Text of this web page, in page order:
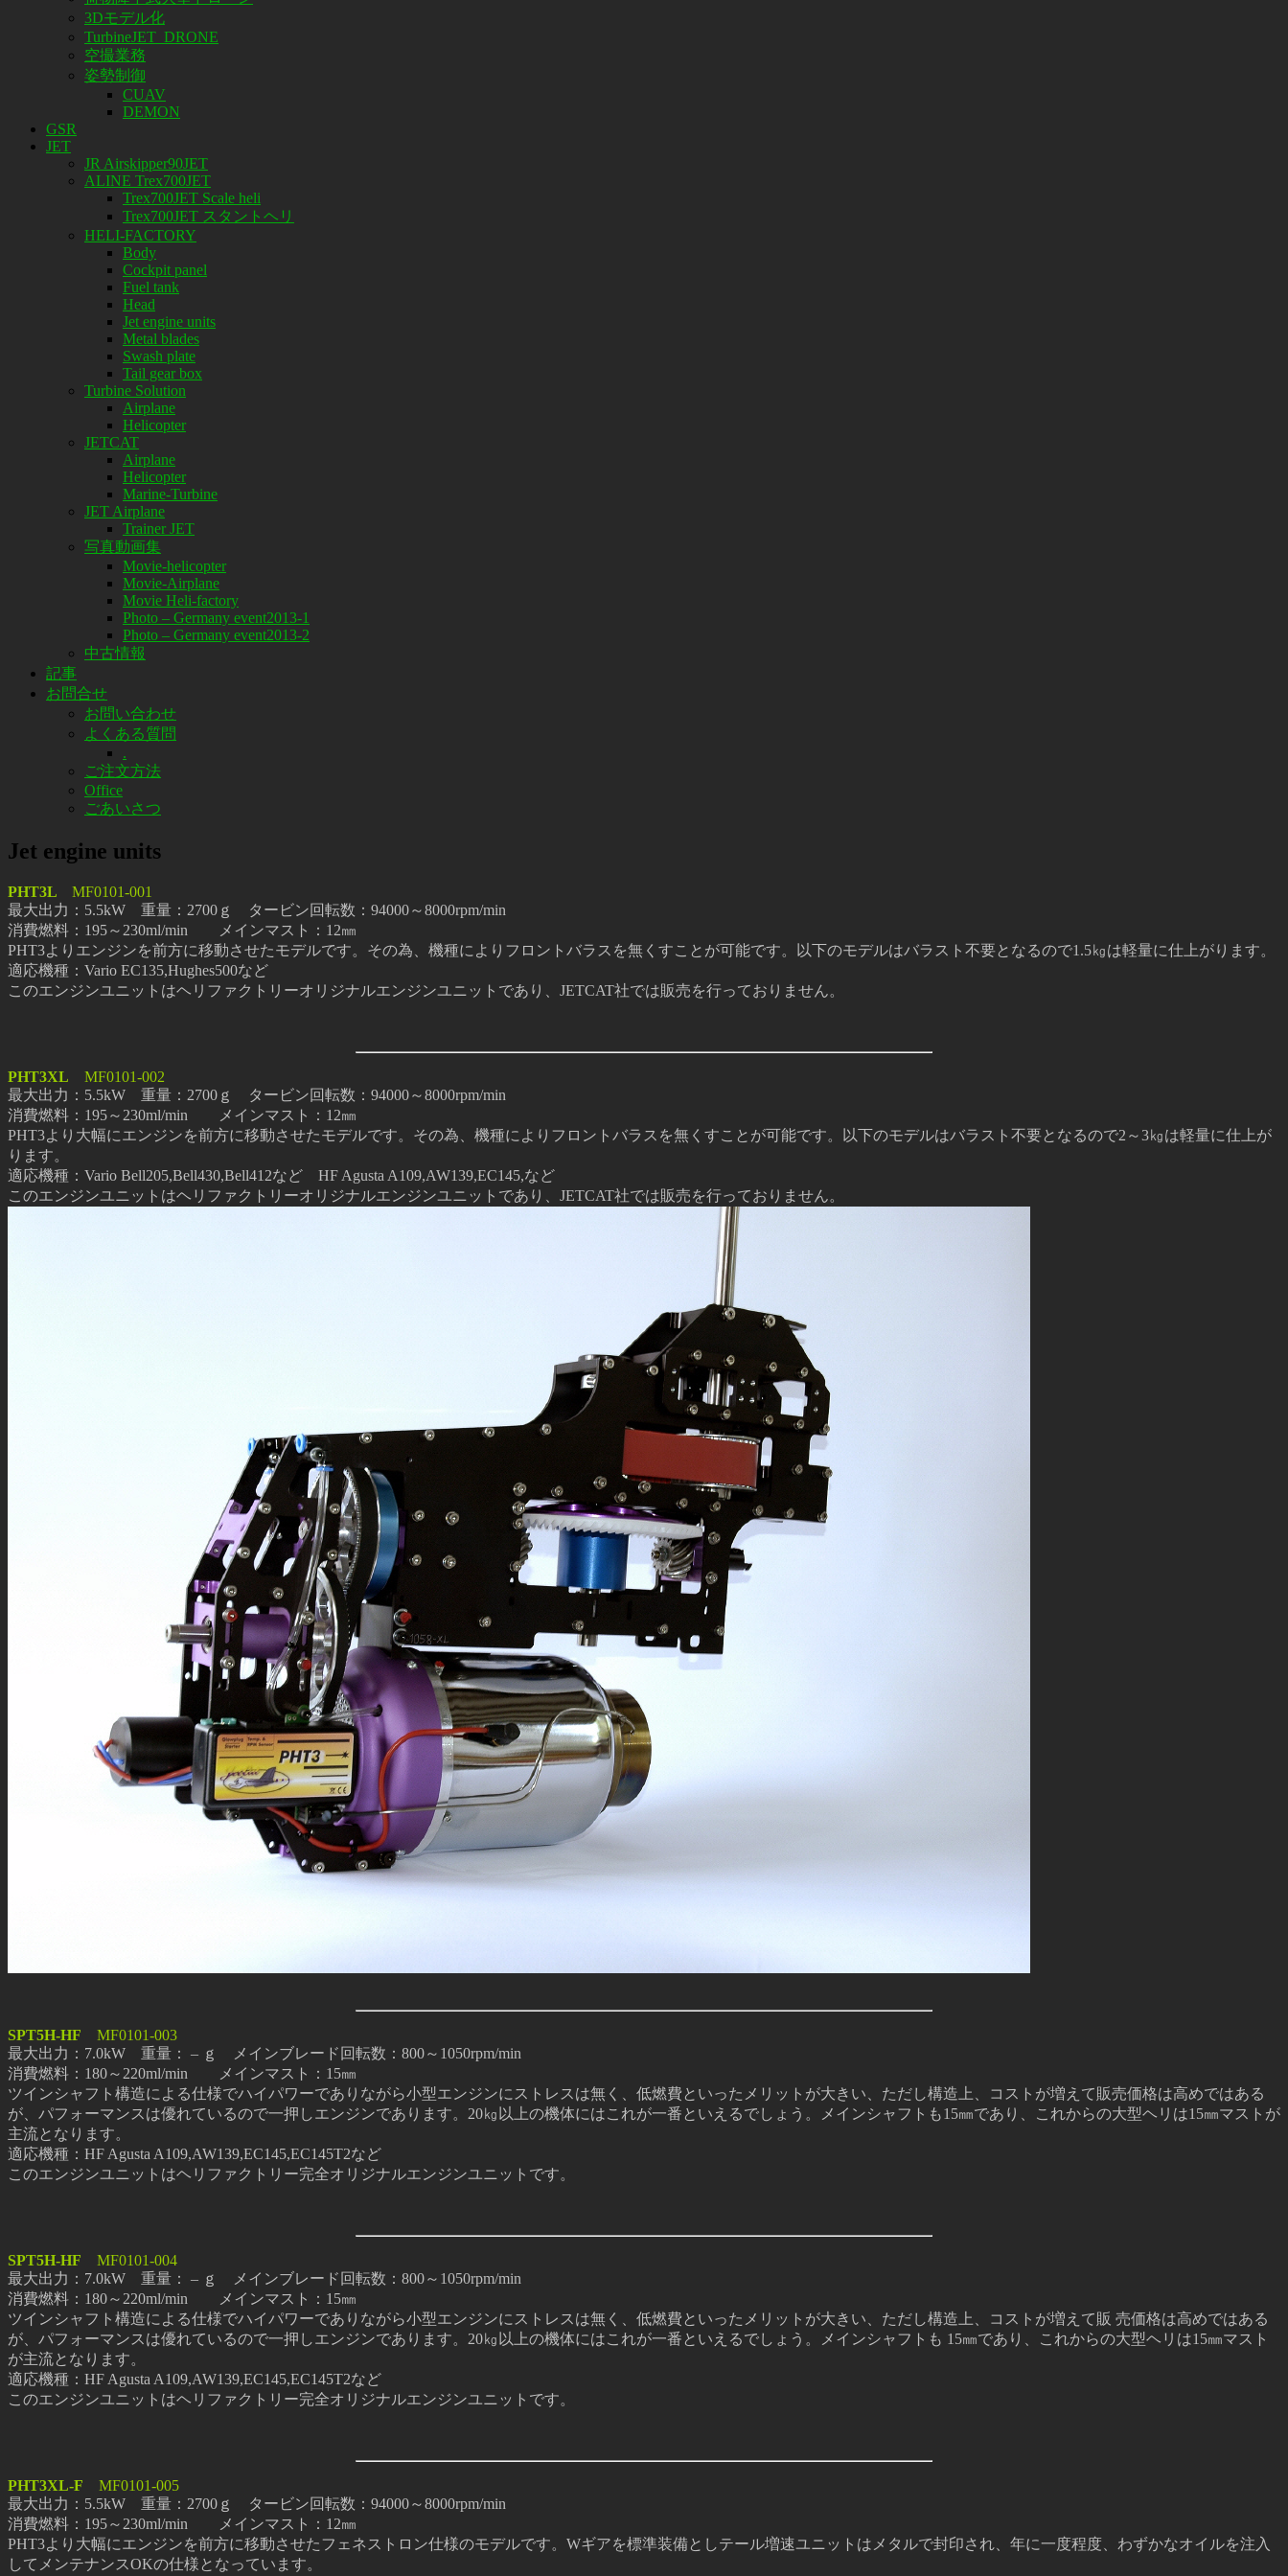
3Dモデル化
TurbineJET_DRONE
空撮業務
姿勢制御
CUAV
DEMON
GSR
JET
JR Airskipper90JET
ALINE Trex700JET
Trex700JET Scale heli
Trex700JET スタントヘリ
HELI-FACTORY
Body
Cockpit panel
Fuel tank
Head
Jet engine units
Metal blades
Swash plate
Tail gear box
Turbine Solution
Airplane
Helicopter
JETCAT
Airplane
Helicopter
Marine-Turbine
JET Airplane
Trainer JET
写真動画集
Movie-helicopter
Movie-Airplane
Movie Heli-factory
Photo – Germany event2013-1
Photo – Germany event2013-2
中古情報
記事
お問合せ
お問い合わせ
よくある質問
.
ご注文方法
Office
ごあいさつ
Jet engine units
PHT3L MF0101-001
最大出力：5.5kW 重量：2700ｇ タービン回転数：94000～8000rpm/min
消費燃料：195～230ml/min メインマスト：12㎜
PHT3よりエンジンを前方に移動させたモデルです。その為、機種によりフロントバラスを無くすことが可能です。以下のモデルはバラスト不要となるので1.5㎏は軽量に仕上がります。
適応機種：Vario EC135,Hughes500など
このエンジンユニットはヘリファクトリーオリジナルエンジンユニットであり、JETCAT社では販売を行っておりません。
PHT3XL MF0101-002
最大出力：5.5kW 重量：2700ｇ タービン回転数：94000～8000rpm/min
消費燃料：195～230ml/min メインマスト：12㎜
PHT3より大幅にエンジンを前方に移動させたモデルです。その為、機種によりフロントバラスを無くすことが可能です。以下のモデルはバラスト不要となるので2～3㎏は軽量に仕上が
ります。
適応機種：Vario Bell205,Bell430,Bell412など HF Agusta A109,AW139,EC145,など
このエンジンユニットはヘリファクトリーオリジナルエンジンユニットであり、JETCAT社では販売を行っておりません。
SPT5H-HF MF0101-003
最大出力：7.0kW 重量： – ｇ メインブレード回転数：800～1050rpm/min
消費燃料：180～220ml/min メインマスト：15㎜
ツインシャフト構造による仕様でハイパワーでありながら小型エンジンにストレスは無く、低燃費といったメリットが大きい、ただし構造上、コストが増えて販売価格は高めではある
が、パフォーマンスは優れているので一押しエンジンであります。20㎏以上の機体にはこれが一番といえるでしょう。メインシャフトも15㎜であり、これからの大型ヘリは15㎜マストが
主流となります。
適応機種：HF Agusta A109,AW139,EC145,EC145T2など
このエンジンユニットはヘリファクトリー完全オリジナルエンジンユニットです。
SPT5H-HF MF0101-004
最大出力：7.0kW 重量： – ｇ メインブレード回転数：800～1050rpm/min
消費燃料：180～220ml/min メインマスト：15㎜
ツインシャフト構造による仕様でハイパワーでありながら小型エンジンにストレスは無く、低燃費といったメリットが大きい、ただし構造上、コストが増えて販 売価格は高めではある
が、パフォーマンスは優れているので一押しエンジンであります。20㎏以上の機体にはこれが一番といえるでしょう。メインシャフトも 15㎜であり、これからの大型ヘリは15㎜マスト
が主流となります。
適応機種：HF Agusta A109,AW139,EC145,EC145T2など
このエンジンユニットはヘリファクトリー完全オリジナルエンジンユニットです。
PHT3XL-F MF0101-005
最大出力：5.5kW 重量：2700ｇ タービン回転数：94000～8000rpm/min
消費燃料：195～230ml/min メインマスト：12㎜
PHT3より大幅にエンジンを前方に移動させたフェネストロン仕様のモデルです。Wギアを標準装備としテール増速ユニットはメタルで封印され、年に一度程度、わずかなオイルを注入
してメンテナンスOKの仕様となっています。